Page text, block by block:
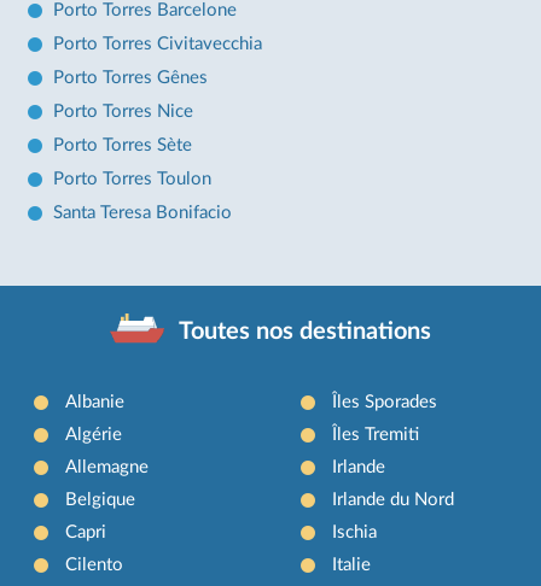
Porto Torres Barcelone
Porto Torres Civitavecchia
Porto Torres Gênes
Porto Torres Nice
Porto Torres Sète
Porto Torres Toulon
Santa Teresa Bonifacio
Toutes nos destinations
Albanie
Algérie
Allemagne
Belgique
Capri
Cilento
Îles Sporades
Îles Tremiti
Irlande
Irlande du Nord
Ischia
Italie